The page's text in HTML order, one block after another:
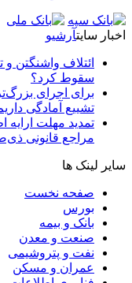
اخبار سایتآرشیو
ائتلاف واشنگتن
سقوط کرد؟
برای اجرای
تشییع آمادگی
تمدید مهلت ارایه
مراجع قانونی
سایر لینک ها
صفحه نخست
بورس
بانک و بیمه
صنعت و معدن
نفت و پتروشیمی
عمران و مسکن